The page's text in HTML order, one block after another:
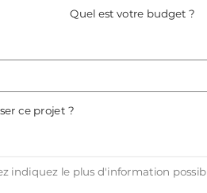
Quel est votre budget ?
ce projet ?